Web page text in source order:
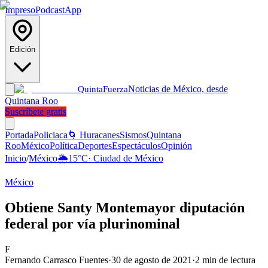
ImpresoPodcastApp
Edición
QuintaFuerzaNoticias de México, desde
Quintana Roo
Suscríbete gratis
PortadaPoliciaca 🌀 HuracanesSismosQuintana
RooMéxicoPolíticaDeportesEspectáculosOpinión
Inicio/México🌦️15°C· Ciudad de México
México
Obtiene Santy Montemayor diputación
federal por vía plurinominal
F
Fernando Carrasco Fuentes·30 de agosto de 2021 ·2 min de lectura